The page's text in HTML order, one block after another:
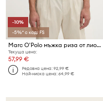
-10%
-5%* с код: FS
Marc O'Polo мъжка риза от лиосел
Текуща цена:
57,99 €
Редовна цена:92,99 €
Най-ниска цена:64,99 €